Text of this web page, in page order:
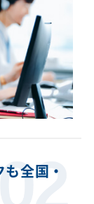
全国・